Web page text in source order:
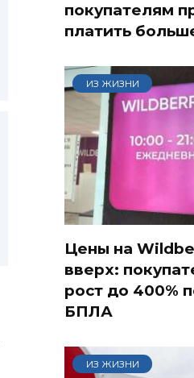
покупателям
платить
ИЗ ЖИЗНИ
Цены на
вверх:
рост до 400%
БПЛА
ИЗ ЖИЗНИ